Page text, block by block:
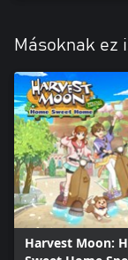
Másoknak ez
Harvest Moon: